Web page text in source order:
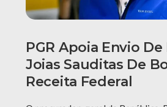
PGR Apoia Envio
Joias Sauditas De
Receita Federal